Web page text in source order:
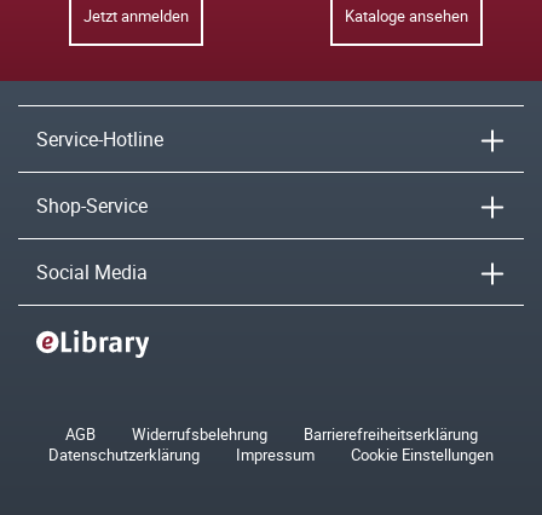
Jetzt anmelden Kataloge ansehen
Service-Hotline
Shop-Service
Social Media
AGB Widerrufsbelehrung
Barrierefreiheitserklärung
Datenschutzerklärung
Impressum Cookie Einstellungen